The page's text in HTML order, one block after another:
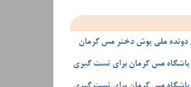
دونده ملی پوش دختر مس کرمان
باشگاه مس کرمان برای تست گیری